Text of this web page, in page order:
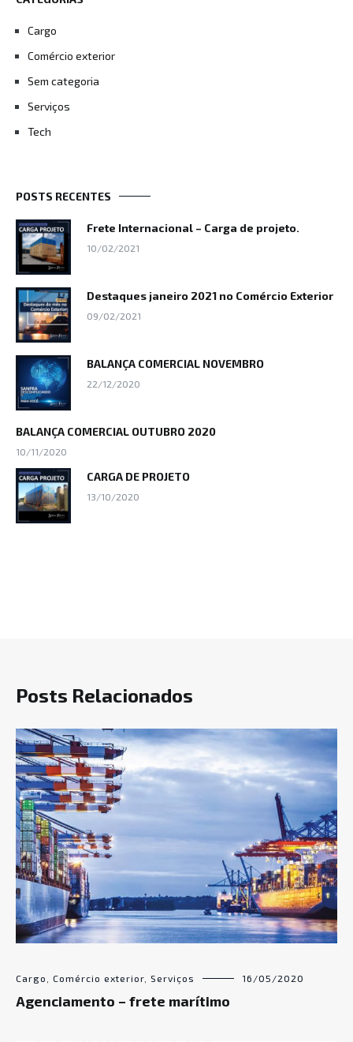
Cargo
Comércio exterior
Sem categoria
Serviços
Tech
POSTS RECENTES
Frete Internacional – Carga de projeto.
10/02/2021
Destaques janeiro 2021 no Comércio Exterior
09/02/2021
BALANÇA COMERCIAL NOVEMBRO
22/12/2020
BALANÇA COMERCIAL OUTUBRO 2020
10/11/2020
CARGA DE PROJETO
13/10/2020
Posts Relacionados
Cargo Comércio exterior Serviços 16/05/2020
Agenciamento – frete marítimo